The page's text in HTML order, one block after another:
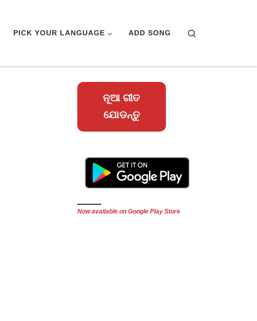
PICK YOUR LANGUAGE ADD SONG
ନୂଆ ଗୀତ
ଯୋଡନ୍ତୁ
Now available on Google Play Store